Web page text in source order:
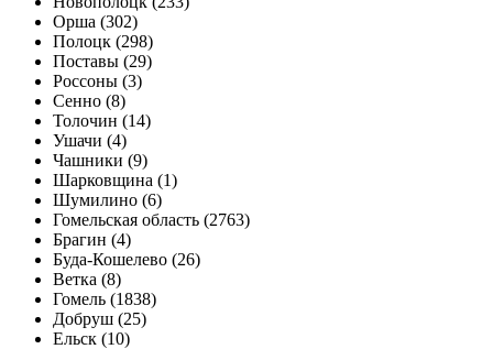
Орша (302)
Полоцк (298)
Поставы (29)
Россоны (3)
Сенно (8)
Толочин (14)
Ушачи (4)
Чашники (9)
Шарковщина (1)
Шумилино (6)
Гомельская область (2763)
Брагин (4)
Буда-Кошелево (26)
Ветка (8)
Гомель (1838)
Добруш (25)
Ельск (10)